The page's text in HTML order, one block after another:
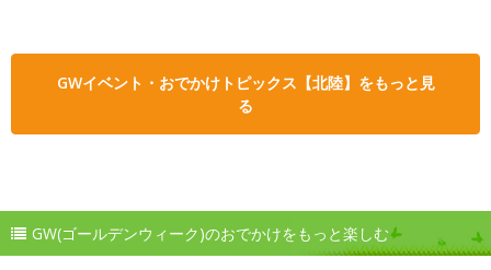
GWイベント・おでかけトピックス【北陸】をもっと見
る
GW(ゴールデンウィーク)のおでかけをもっと楽しむ